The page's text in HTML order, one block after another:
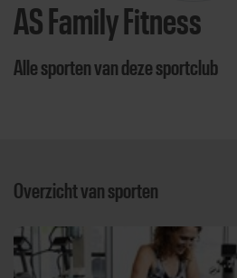
AS Family Fitness
Alle sporten van deze sportclub
Overzicht van sporten